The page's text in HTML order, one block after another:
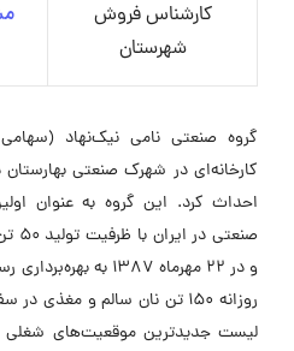
کارشناس فروش
شهرستان
گروه صنعتی نامی نیک‌نهاد
احداث کرد. این گروه به عنوان
روزانه 150 تن نان سالم و
لیست جدیدترین موقعیت‌های شغلی